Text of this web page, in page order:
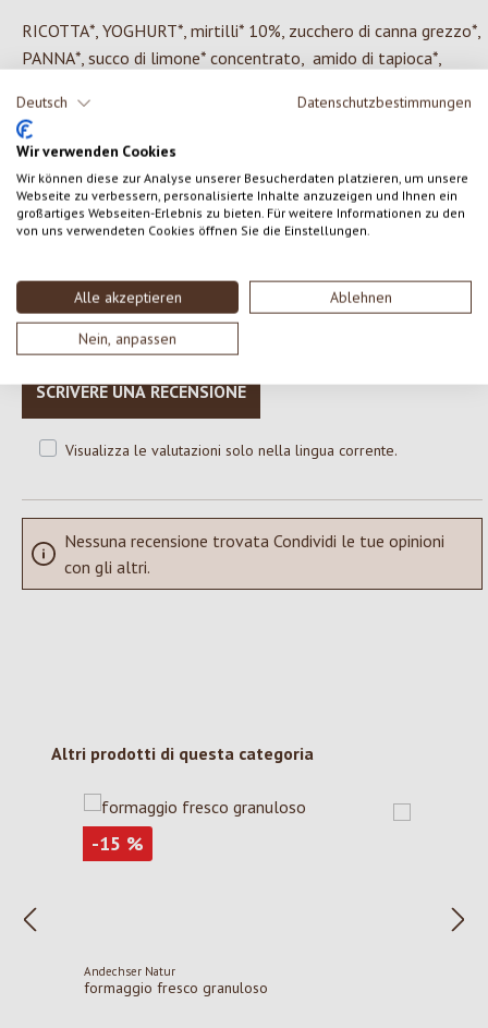
Deutsch Datenschutzbestimmungen
Wir verwenden Cookies
Wir können diese zur Analyse unserer Besucherdaten platzieren, um unsere
Webseite zu verbessern, personalisierte Inhalte anzuzeigen und Ihnen ein
großartiges Webseiten-Erlebnis zu bieten. Für weitere Informationen zu den
von uns verwendeten Cookies öffnen Sie die Einstellungen.
Alle akzeptieren Ablehnen
Nein, anpassen
RICOTTA*, YOGHURT*, mirtilli* 10%, zucchero di canna grezzo*,
PANNA*, succo di limone* concentrato, amido di tapioca*,
biologica controllata. Allergeni: latte
0 di 0 valutazioni
Valutazione media di 0 su 5 stelle
Formula una valutazione!
Condividi le tue esperienze con il prodotto con altri clienti.
SCRIVERE UNA RECENSIONE
Visualizza le valutazioni solo nella lingua corrente.
Nessuna recensione trovata Condividi le tue opinioni
con gli altri.
Salta la galleria dei prodotti
Altri prodotti di questa categoria
-15 Sconto
%
Andechser Natur
formaggio fresco granuloso